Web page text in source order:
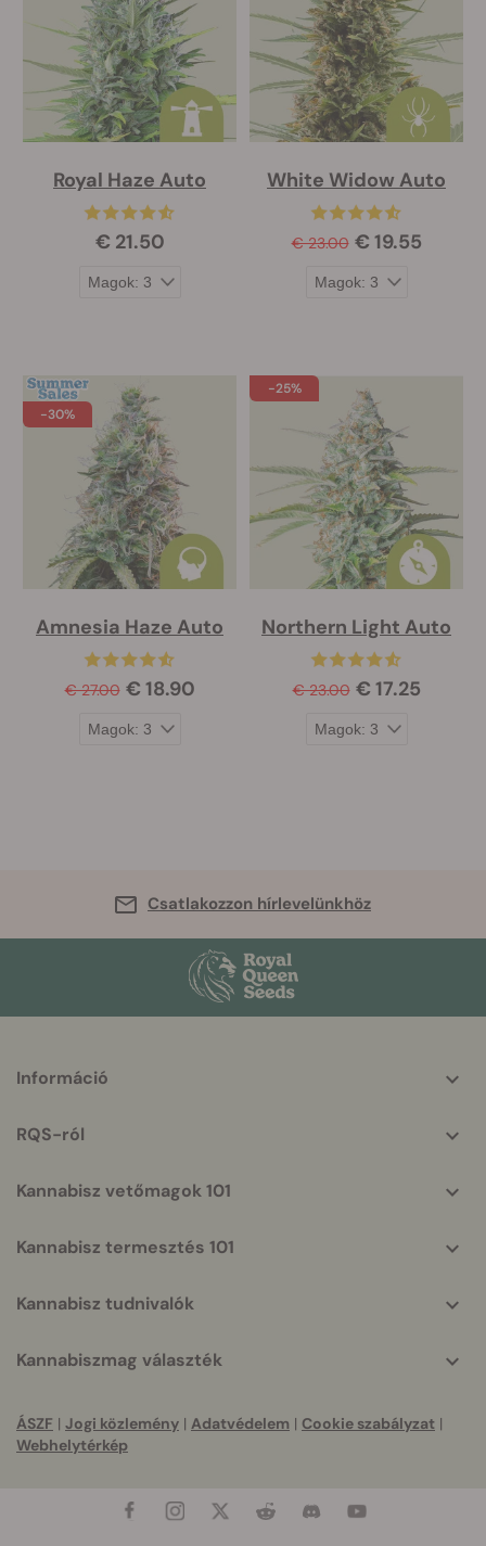
Royal Haze Auto
€ 21.50
White Widow Auto
€ 23.00 € 19.55
-30%
Amnesia Haze Auto
€ 27.00 € 18.90
-25%
Northern Light Auto
€ 23.00 € 17.25
Csatlakozzon hírlevelünkhöz
helpful
Információ
RQS-ról
Kannabisz vetőmagok 101
Kannabisz termesztés 101
Kannabisz tudnivalók
Kannabiszmag választék
ÁSZF | Jogi közlemény | Adatvédelem | Cookie szabályzat |
Webhelytérkép